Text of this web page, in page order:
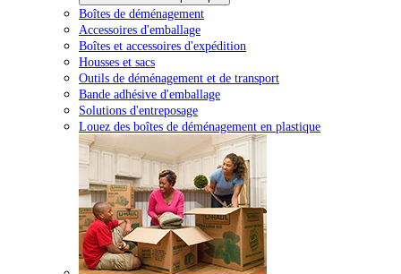
Boîtes de déménagement
Accessoires d'emballage
Boîtes et accessoires d'expédition
Housses et sacs
Outils de déménagement et de transport
Bande adhésive d'emballage
Solutions d'entreposage
Louez des boîtes de déménagement en plastique